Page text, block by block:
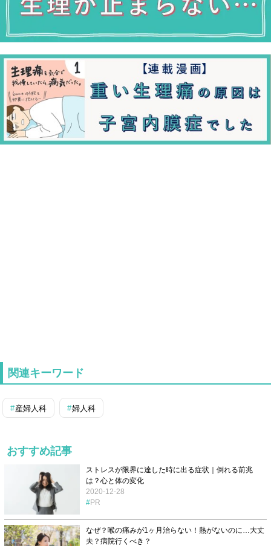
関連キーワード
産婦人科 婦人科
おすすめ記事
ストレスが限界に達した時に出る症状｜倒れる前兆
は？心と体の変化
2020-12-28
PR
なぜ？喉の痛みが1ヶ月治らない！熱がないのに…大丈
夫？病院行くべき？